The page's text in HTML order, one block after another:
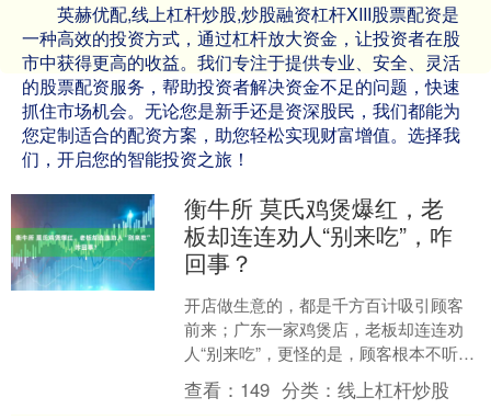
英赫优配,线上杠杆炒股,炒股融资杠杆XIII‌股票配资是
一种高效的投资方式，通过杠杆放大资金，让投资者在股
市中获得更高的收益。我们专注于提供专业、安全、灵活
的股票配资服务，帮助投资者解决资金不足的问题，快速
抓住市场机会。无论您是新手还是资深股民，我们都能为
您定制适合的配资方案，助您轻松实现财富增值。选择我
们，开启您的智能投资之旅！
衡牛所 莫氏鸡煲爆红，老
板却连连劝人“别来吃”，咋
回事？
开店做生意的，都是千方百计吸引顾客
前来；广东一家鸡煲店，老板却连连劝
人“别来吃”，更怪的是，顾客根本不听
劝，越劝来的人越多，一波一波挤满了
小院。 连日来，在佛山....
查看： 149 分类：线上杠杆炒股